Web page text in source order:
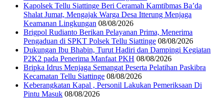
Kapolsek Tellu Siattinge Beri Ceramah Kamtibmas Ba’da
Shalat Jumat, Mengajak Warga Desa Itterung Menjaga
Keamanan Lingkungan 08/08/2026
Brigpol Rudianto Berikan Pelayanan Prima, Menerima
Pengaduan di SPKT Polsek Tellu Siattinge 08/08/2026
Dukungan Ibu Bhabin, Turut Hadiri dan Dampingi Kegiatan
P2K2 pada Penerima Manfaat PKH 08/08/2026
Bripka Idrus Menjaga Semangat Peserta Pelatihan Paskibra
Kecamatan Tellu Siattinge 08/08/2026
Keberangkatan Kapal , Personil Lakukan Pemeriksaan Di
Pintu Masuk 08/08/2026